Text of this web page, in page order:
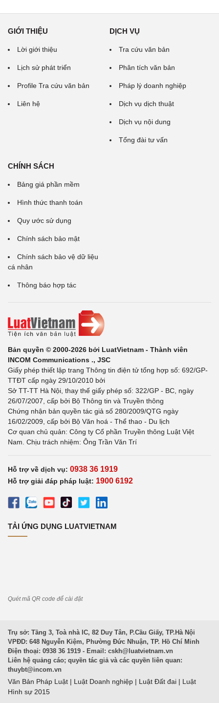
GIỚI THIỆU
Lời giới thiệu
Lịch sử phát triển
Profile Tra cứu văn bản
Liên hệ
DỊCH VỤ
Tra cứu văn bản
Phân tích văn bản
Pháp lý doanh nghiệp
Dịch vụ dịch thuật
Dịch vụ nội dung
Tổng đài tư vấn
CHÍNH SÁCH
Bảng giá phần mềm
Hình thức thanh toán
Quy ước sử dụng
Chính sách bảo mật
Chính sách bảo vệ dữ liệu
cá nhân
Thông báo hợp tác
Bản quyền © 2000-2026 bởi LuatVietnam - Thành viên
INCOM Communications ., JSC
Giấy phép thiết lập trang Thông tin điện tử tổng hợp số: 692/GP-
TTĐT cấp ngày 29/10/2010 bởi
Sở TT-TT Hà Nội, thay thế giấy phép số: 322/GP - BC, ngày
26/07/2007, cấp bởi Bộ Thông tin và Truyền thông
Chứng nhận bản quyền tác giả số 280/2009/QTG ngày
16/02/2009, cấp bởi Bộ Văn hoá - Thể thao - Du lịch
Cơ quan chủ quản: Công ty Cổ phần Truyền thông Luật Việt
Nam. Chịu trách nhiệm: Ông Trần Văn Trí
Hỗ trợ về dịch vụ: 0938 36 1919
Hỗ trợ giải đáp pháp luật: 1900 6192
TẢI ỨNG DỤNG LUATVIETNAM
Quét mã QR code để cài đặt
Trụ sở: Tầng 3, Toà nhà IC, 82 Duy Tân, P.Cầu Giấy, TP.Hà Nội
VPĐD: 648 Nguyễn Kiệm, Phường Đức Nhuận, TP. Hồ Chí Minh
Điện thoại: 0938 36 1919 - Email: cskh@luatvietnam.vn
Liên hệ quảng cáo; quyền tác giả và các quyền liên quan:
thuybt@incom.vn
Văn Bản Pháp Luật | Luật Doanh nghiệp | Luật Đất đai | Luật
Hình sự 2015